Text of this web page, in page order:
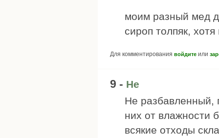
моим разный мед
сироп толпяк,
Для комментирования войдите или
9 - Не
Не разбавленный,
них от влажности
всякие отходы